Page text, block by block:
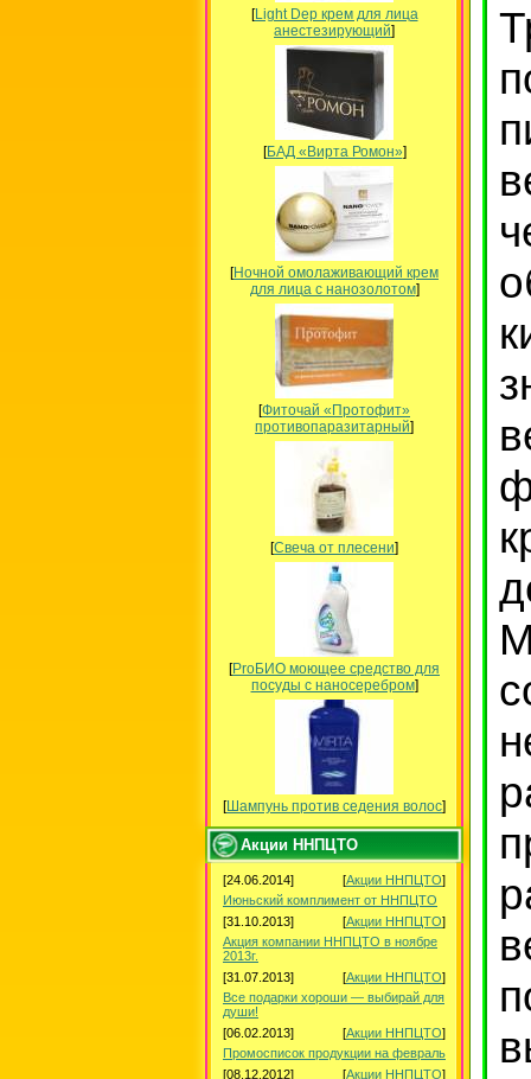
[Light Dep крем для лица
анестезирующий]
[БАД «Вирта Ромон»]
[Ночной омолаживающий крем
для лица с нанозолотом]
[Фиточай «Протофит»
противопаразитарный]
[Свеча от плесени]
[ProБИО моющее средство для
посуды c наносеребром]
[Шампунь против седения волос]
Акции ННПЦТО
[24.06.2014] [Акции ННПЦТО]
Июньский комплимент от ННПЦТО
[31.10.2013]
[Акции ННПЦТО]
Акция компании ННПЦТО в ноябре
2013г.
[31.07.2013]
[Акции ННПЦТО]
Все подарки хороши — выбирай для
души!
[06.02.2013]
[Акции ННПЦТО]
Промосписок продукции на февраль
[08.12.2012]
[Акции ННПЦТО]